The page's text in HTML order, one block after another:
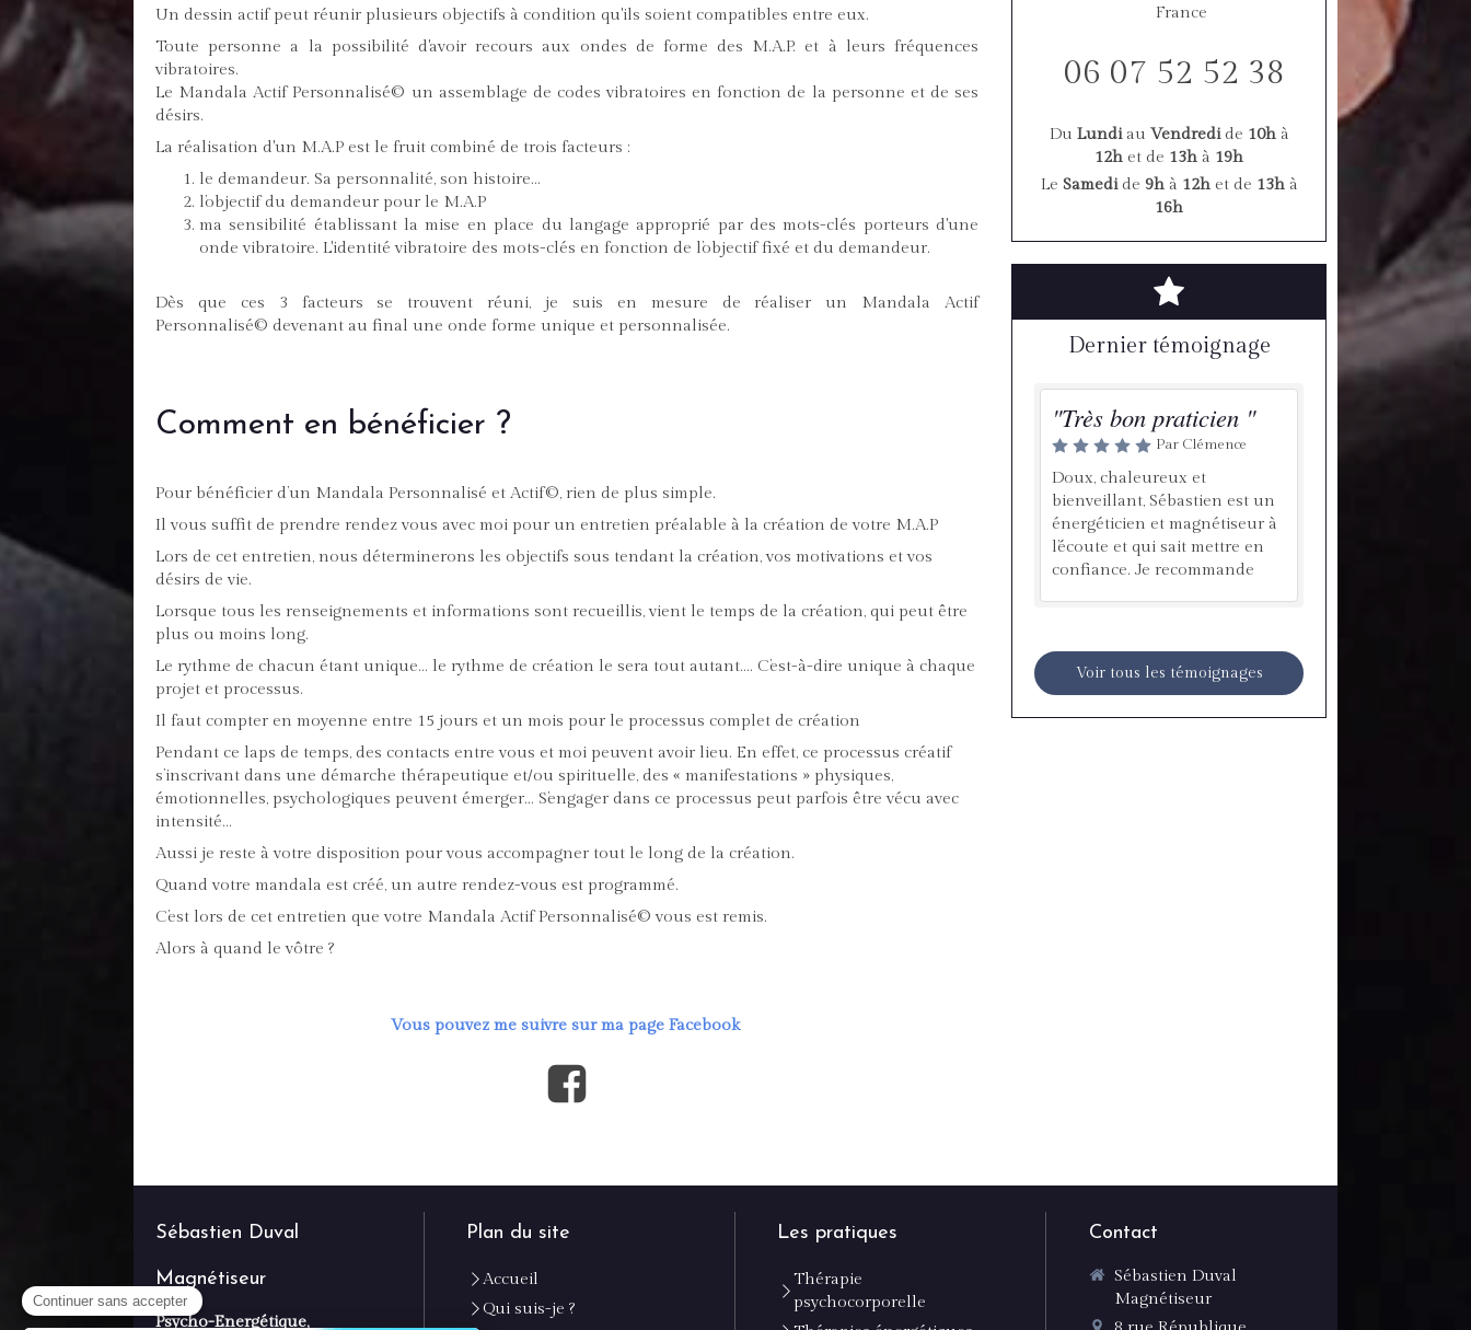
Un dessin actif peut réunir plusieurs objectifs à condition qu'ils soient compatibles entre eux.
Toute personne a la possibilité d'avoir recours aux ondes de forme des M.A.P. et à leurs fréquences
vibratoires.
Le Mandala Actif Personnalisé© un assemblage de codes vibratoires en fonction de la personne et de ses
désirs.
La réalisation d'un M.A.P est le fruit combiné de trois facteurs :
le demandeur. Sa personnalité, son histoire…
l’objectif du demandeur pour le M.A.P
ma sensibilité établissant la mise en place du langage approprié par des mots-clés porteurs d'une
onde vibratoire. L'identité vibratoire des mots-clés en fonction de l’objectif fixé et du demandeur.
Dès que ces 3 facteurs se trouvent réuni, je suis en mesure de réaliser un Mandala Actif
Personnalisé© devenant au final une onde forme unique et personnalisée.
Comment en bénéficier ?
Pour bénéficier d’un Mandala Personnalisé et Actif©, rien de plus simple.
Il vous suffit de prendre rendez vous avec moi pour un entretien préalable à la création de votre M.A.P
Lors de cet entretien, nous déterminerons les objectifs sous tendant la création, vos motivations et vos
désirs de vie.
Lorsque tous les renseignements et informations sont recueillis, vient le temps de la création, qui peut être
plus ou moins long.
Le rythme de chacun étant unique… le rythme de création le sera tout autant…. C’est-à-dire unique à chaque
projet et processus.
Il faut compter en moyenne entre 15 jours et un mois pour le processus complet de création
Pendant ce laps de temps, des contacts entre vous et moi peuvent avoir lieu. En effet, ce processus créatif
s’inscrivant dans une démarche thérapeutique et/ou spirituelle, des « manifestations » physiques,
émotionnelles, psychologiques peuvent émerger… S’engager dans ce processus peut parfois être vécu avec
intensité…
Aussi je reste à votre disposition pour vous accompagner tout le long de la création.
Quand votre mandala est créé, un autre rendez-vous est programmé.
C’est lors de cet entretien que votre Mandala Actif Personnalisé© vous est remis.
Alors à quand le vôtre ?
Vous pouvez me suivre sur ma page Facebook
France
06 07 52 52 38
Du Lundiau Vendredide 10hà
12h et de 13h à 19h
Le Samedide 9hà 12het de 13hà
16h
Dernier témoignage
"Très bon praticien "
Par Clémence
Doux, chaleureux et
bienveillant, Sébastien est un
énergéticien et magnétiseur à
l’écoute et qui sait mettre en
confiance. Je recommande
Voir tous les témoignages
Sébastien Duval
Magnétiseur
Psycho-Energétique,
Plan du site
Accueil
Qui suis-je ?
Les pratiques
Thérapie
psychocorporelle
Contact
Sébastien Duval
Magnétiseur